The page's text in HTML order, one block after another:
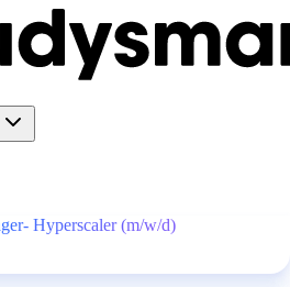
Hyperscaler (m/w/d)